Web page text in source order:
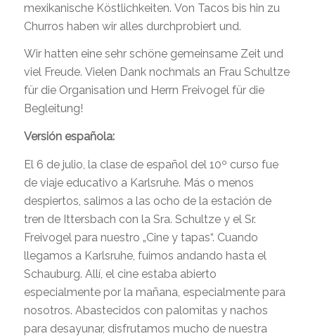
mexikanische Köstlichkeiten. Von Tacos bis hin zu
Churros haben wir alles durchprobiert und.
Wir hatten eine sehr schöne gemeinsame Zeit und
viel Freude. Vielen Dank nochmals an Frau Schultze
für die Organisation und Herrn Freivogel für die
Begleitung!
Versión española:
El 6 de julio, la clase de español del 10º curso fue
de viaje educativo a Karlsruhe. Más o menos
despiertos, salimos a las ocho de la estación de
tren de Ittersbach con la Sra. Schultze y el Sr.
Freivogel para nuestro „Cine y tapas“. Cuando
llegamos a Karlsruhe, fuimos andando hasta el
Schauburg. Allí, el cine estaba abierto
especialmente por la mañana, especialmente para
nosotros. Abastecidos con palomitas y nachos
para desayunar, disfrutamos mucho de nuestra